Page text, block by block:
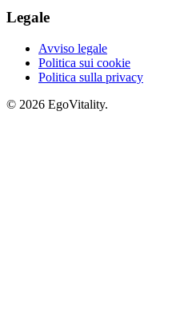
Legale
Avviso legale
Politica sui cookie
Politica sulla privacy
© 2026 EgoVitality.